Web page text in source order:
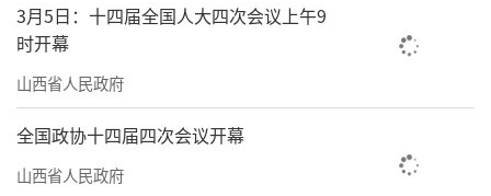
3月5日：十四届全国人大四次会议上午9
时开幕
山西省人民政府
全国政协十四届四次会议开幕
山西省人民政府